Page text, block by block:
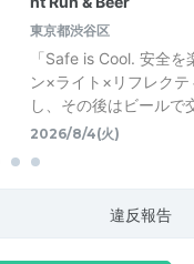
東京都渋谷区
「Safe is Cool. 安全
ン×ライト×リフレク
し、その後はビールで
2026/8/4(火)
違反報告